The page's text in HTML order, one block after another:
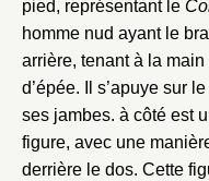
pied, représentant le
homme nud ayant le
arrière, tenant à la
d’épée. Il s’apuye sur
ses jambes. à côté est
figure, avec une
derrière le dos. Cette